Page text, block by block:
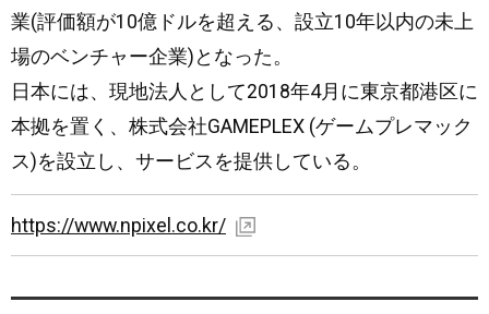
業(評価額が10億ドルを超える、設立10年以内の未上
場のベンチャー企業)となった。
日本には、現地法人として2018年4月に東京都港区に
本拠を置く、株式会社GAMEPLEX (ゲームプレマック
ス)を設立し、サービスを提供している。
https://www.npixel.co.kr/